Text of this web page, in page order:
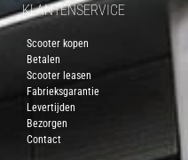
KLANTENSERVICE
Scooter kopen
Betalen
Scooter leasen
Fabrieksgarantie
Levertijden
Bezorgen
Contact